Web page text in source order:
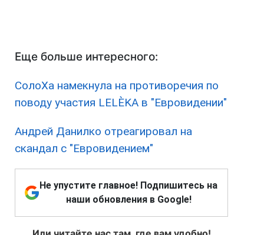
Еще больше интересного:
СолоХа намекнула на противоречия по
поводу участия LELÈKA в "Евровидении"
Андрей Данилко отреагировал на
скандал с "Евровидением"
Не упустите главное! Подпишитесь на
наши обновления в Google!